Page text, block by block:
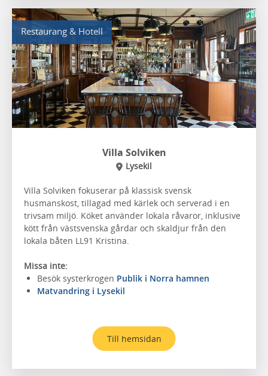
Restaurang & Hotell
Villa Solviken
Lysekil
Villa Solviken fokuserar på klassisk svensk
husmanskost, tillagad med kärlek och serverad i en
trivsam miljö. Köket använder lokala råvaror, inklusive
kött från västsvenska gårdar och skaldjur från den
lokala båten LL91 Kristina.
Missa inte:
Besök systerkrogen Publik i Norra hamnen
Matvandring i Lysekil
Till hemsidan